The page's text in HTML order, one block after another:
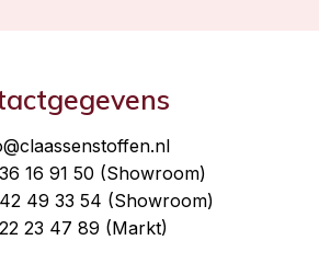
16 91 50 (Showroom)
49 33 54 (Showroom)
23 47 89 (Markt)